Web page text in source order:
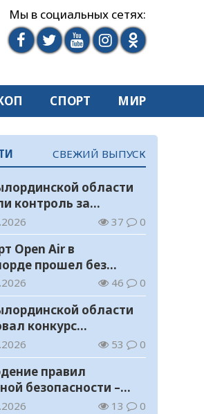
Мы в социальных сетях:
СПОРТ МИР
СВЕЖИЙ ВЫПУСК
области
контроль за
дисциплиной
37 0
Open Air в
прошел без
общественного
46 0
области
конкурс
о семейных
и Конституции
53 0
правил
безопасности –
каждого
13 0